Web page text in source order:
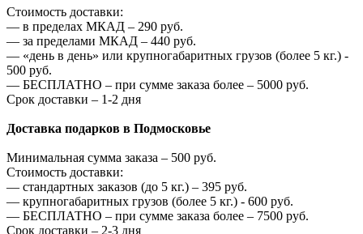
Стоимость доставки:
— в пределах МКАД – 290 руб.
— за пределами МКАД – 440 руб.
— «день в день» или крупногабаритных грузов (более 5 кг.) -
500 руб.
— БЕСПЛАТНО – при сумме заказа более – 5000 руб.
Срок доставки – 1-2 дня
Доставка подарков в Подмосковье
Минимальная сумма заказа – 500 руб.
Стоимость доставки:
— стандартных заказов (до 5 кг.) – 395 руб.
— крупногабаритных грузов (более 5 кг.) - 600 руб.
— БЕСПЛАТНО – при сумме заказа более – 7500 руб.
Срок доставки – 2-3 дня